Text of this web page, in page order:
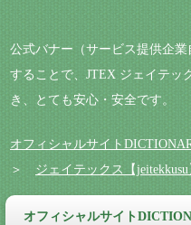
公式バナー（サービス提供企
することで、JTEX ジェイテッ
き、とても安心・安全です。
オフィシャルサイト
＞ ジェイテックス【jeitekkusu
オフィシャルサイト